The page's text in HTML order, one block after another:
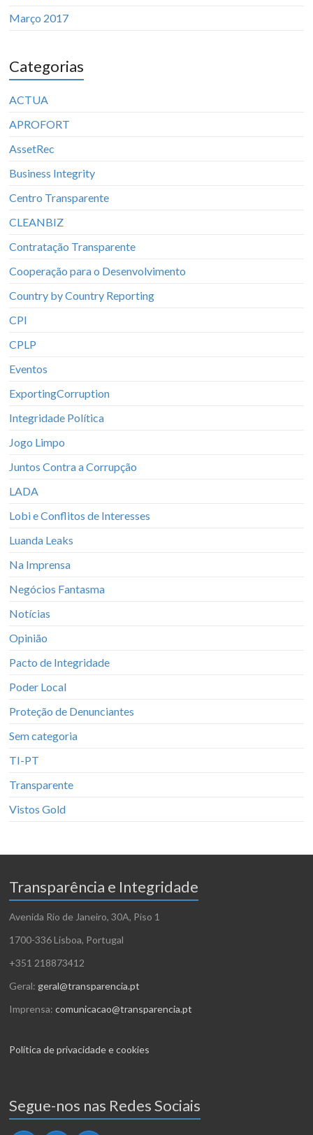
Março 2017
Categorias
ACTUA
APROFORT
AssetRec
Business Integrity
Centro Transparente
CLEANBIZ
Contratação Transparente
Cooperação para o Desenvolvimento
Country by Country Reporting
CPI
CPLP
Eventos
ExportingCorruption
Integridade Política
Jogo Limpo
Juntos Contra a Corrupção
LADA
Lobi e Conflitos de Interesses
Luanda Leaks
Na Imprensa
Negócios Fantasma
Notícias
Opinião
Pacto de Integridade
Poder Local
Proteção de Denunciantes
Sem categoria
TI-PT
Transparente
Vistos Gold
Transparência e Integridade
Avenida Rio de Janeiro, 30A, Piso 1
1700-336 Lisboa, Portugal
+351 218873412
Geral: geral@transparencia.pt
Imprensa:comunicacao@transparencia.pt
Política de privacidade e cookies
Segue-nos nas Redes Sociais